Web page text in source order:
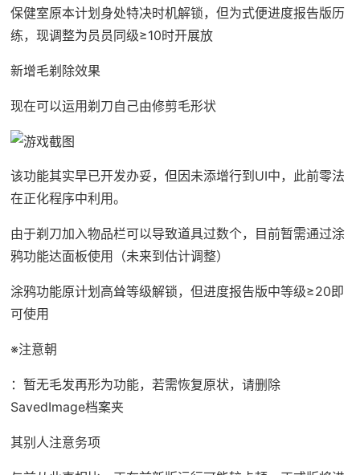
保健室原本计划身处特决时机解锁，但为式便进度报告版历
练，现调整为员员同级≥10时开展放
新增毛剃除效果
现在可以运用剃刀自己由修剪毛形状
该功能其实早已开发办妥，但因未添增行到UI中，此前零法
在正化程序中利用。
由于剃刀加入物品栏可以导致道具过数个，目前暂需通过涂
鸦功能达面板使用（未来到估计调整）
涂鸦功能原计划高耸等级解锁，但进度报告版中等级≥20即
可使用
※注意朝
：暂无毛发再形为功能，若需恢复原状，请删除
SavedImage档案夹
其别人注意务项